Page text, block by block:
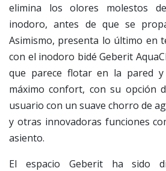
elimina los olores molestos
inodoro, antes de que se
Asimismo, presenta lo último en
con el inodoro bidé Geberit
que parece flotar en la pared
máximo confort, con su opción
usuario con un suave chorro de
y otras innovadoras funciones
asiento.
El espacio Geberit ha sido